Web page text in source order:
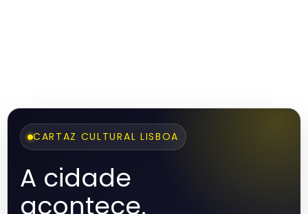
CARTAZ CULTURAL LISBOA
A cidade
acontece.